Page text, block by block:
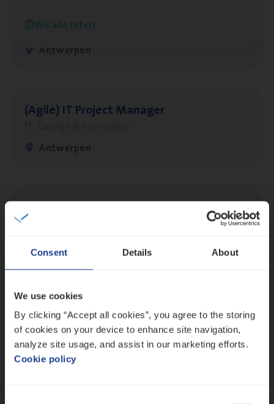
Consent Details About
We use cookies
By clicking “Accept all cookies”, you agree to the storing
of cookies on your device to enhance site navigation,
analyze site usage, and assist in our marketing efforts.
Cookie policy
Wis alle filters
People Management, Sales Management
Antwerpen
(Agi­le) ITPro­ject Manager
Antwerpen
ITBusi­ness Analyst
IT, Change & Innovation
Antwerpen
Lees onze verhalen
Meer dan collega’s: hoe Julie en Aurélie elkaar
versterken
Mathias houdt van diepgaande dossiers én droge